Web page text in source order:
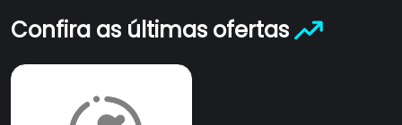
Confira as últimas ofertas